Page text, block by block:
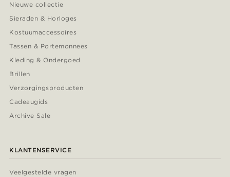
Nieuwe collectie
Sieraden & Horloges
Kostuumaccessoires
Tassen & Portemonnees
Kleding & Ondergoed
Brillen
Verzorgingsproducten
Cadeaugids
Archive Sale
KLANTENSERVICE
Veelgestelde vragen